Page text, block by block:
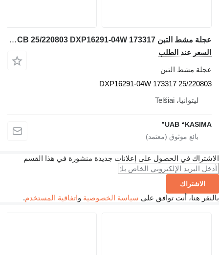
عجلة مشط التبن JCB 25/220803 DXP16291-04W 173317 لـ حفارة JCB JS130W
السعر عند الطلب
عجلة مشط التبن
25/220803 DXP16291-04W 173317
ليتوانيا، Telšiai
UAB “KASIMA”
الاشتراك في الحصول على إعلانات جديدة منشورة في هذا القسم
الاشتراك
بالنقر هنا، أنت توافق على سياسة الخصوصية واتفاقية المستخدم.